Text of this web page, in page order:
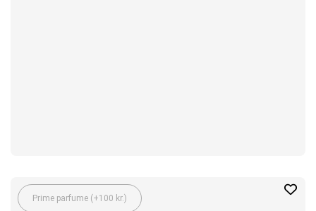
Prime parfume (+100 kr.)